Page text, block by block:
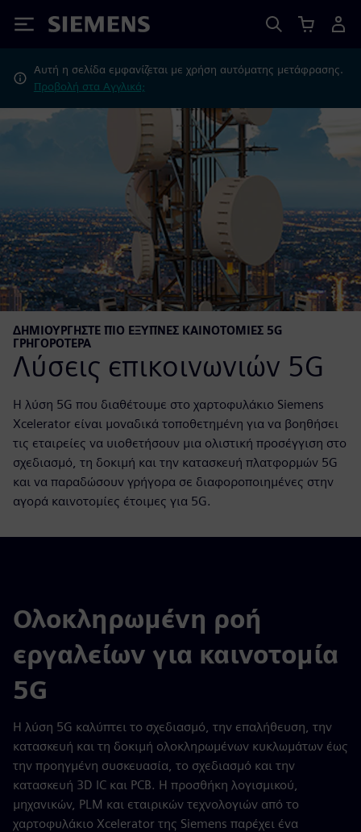
Siemens
Αυτή η σελίδα εμφανίζεται με χρήση αυτόματης μετάφρασης.
Προβολή στα Αγγλικά;
ΔΗΜΙΟΥΡΓΉΣΤΕ ΠΙΟ ΈΞΥΠΝΕΣ ΚΑΙΝΟΤΟΜΊΕΣ 5G
ΓΡΗΓΟΡΌΤΕΡΑ
Λύσεις επικοινωνιών 5G
Η λύση 5G που διαθέτουμε στο χαρτοφυλάκιο Siemens
Xcelerator είναι μοναδικά τοποθετημένη για να βοηθήσει
τις εταιρείες να υιοθετήσουν μια ολιστική προσέγγιση στο
σχεδιασμό, τη δοκιμή και την κατασκευή πλατφορμών 5G
και να παραδώσουν γρήγορα σε διαφοροποιημένες στην
αγορά καινοτομίες έτοιμες για 5G.
Ολοκληρωμένη ροή
εργαλείων για καινοτομία
5G
Η λύση 5G καλύπτει το σχεδιασμό, την επαλήθευση, την
κατασκευή και τη δοκιμή ολοκληρωμένων κυκλωμάτων έως
την προηγμένη συσκευασία, το σχεδιασμό και την
κατασκευή 3D IC και PCB. Η προσθήκη λογισμικού,
μηχανικών, PLM και εταιρικών τεχνολογιών από το
χαρτοφυλάκιο Xcelerator της Siemens παρέχει ένα